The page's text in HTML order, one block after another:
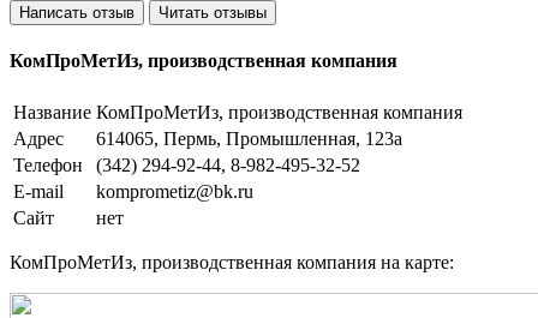
Написать отзыв Читать отзывы
КомПроМетИз, производственная компания
Название КомПроМетИз, производственная компания
Адрес
614065, Пермь, Промышленная, 123а
Телефон
(342) 294-92-44, 8-982-495-32-52
E-mail
komprometiz@bk.ru
Сайт
нет
КомПроМетИз, производственная компания на карте: